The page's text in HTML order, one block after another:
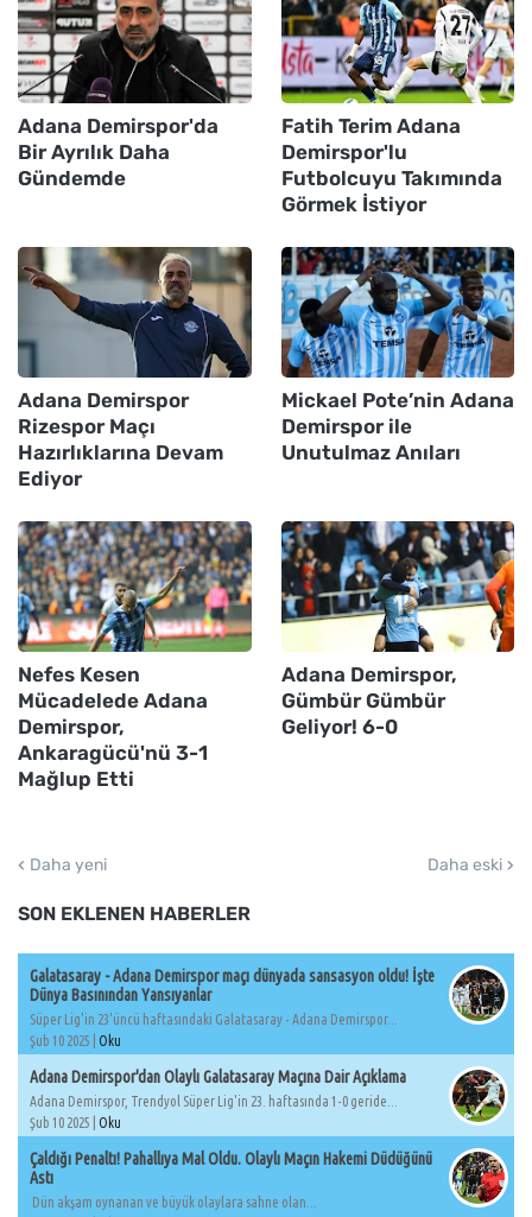
Adana Demirspor'da
Bir Ayrılık Daha
Gündemde
Fatih Terim Adana
Demirspor'lu
Futbolcuyu Takımında
Görmek İstiyor
Adana Demirspor
Rizespor Maçı
Hazırlıklarına Devam
Ediyor
Mickael Pote’nin Adana
Demirspor ile
Unutulmaz Anıları
Nefes Kesen
Mücadelede Adana
Demirspor,
Ankaragücü'nü 3-1
Mağlup Etti
Adana Demirspor,
Gümbür Gümbür
Geliyor! 6-0
Daha yeni Daha eski
SON EKLENEN HABERLER
Galatasaray - Adana Demirspor maçı dünyada sansasyon oldu! İşte
Dünya Basınından Yansıyanlar
Süper Lig'in 23'üncü haftasındaki Galatasaray - Adana Demirspor...
Şub 10 2025 | Oku
Adana Demirspor'dan Olaylı Galatasaray Maçına Dair Açıklama
Adana Demirspor, Trendyol Süper Lig'in 23. haftasında 1-0 geride...
Şub 10 2025 | Oku
Çaldığı Penaltı! Pahallıya Mal Oldu. Olaylı Maçın Hakemi Düdüğünü
Astı
Dün akşam oynanan ve büyük olaylara sahne olan...